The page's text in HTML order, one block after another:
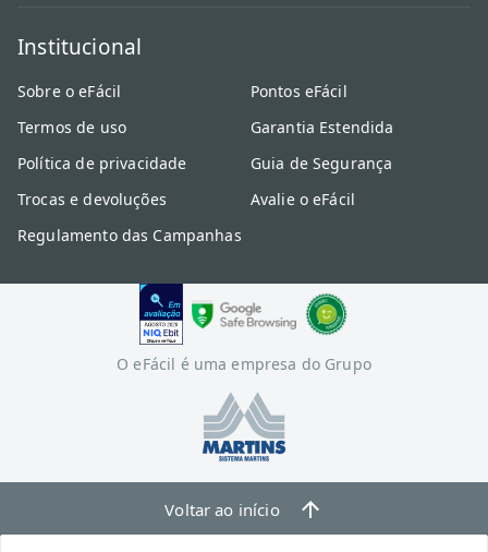
Institucional
Sobre o eFácil
Termos de uso
Política de privacidade
Trocas e devoluções
Regulamento das Campanhas
Pontos eFácil
Garantia Estendida
Guia de Segurança
Avalie o eFácil
O eFácil é uma empresa do Grupo
Voltar ao início